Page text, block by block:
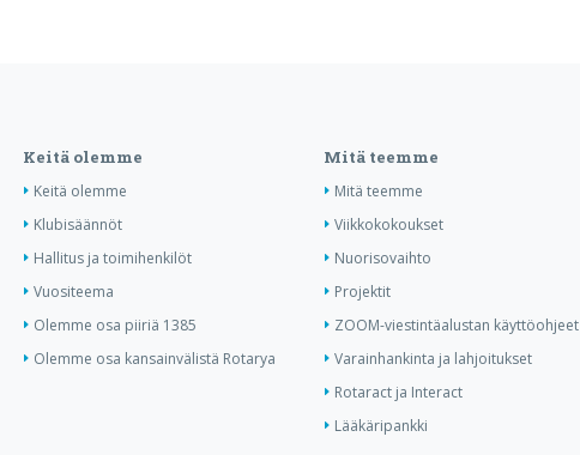
Keitä olemme
Keitä olemme
Klubisäännöt
Hallitus ja toimihenkilöt
Vuositeema
Olemme osa piiriä 1385
Olemme osa kansainvälistä Rotarya
Mitä teemme
Mitä teemme
Viikkokokoukset
Nuorisovaihto
Projektit
ZOOM-viestintäalustan käyttöohjeet
Varainhankinta ja lahjoitukset
Rotaract ja Interact
Lääkäripankki